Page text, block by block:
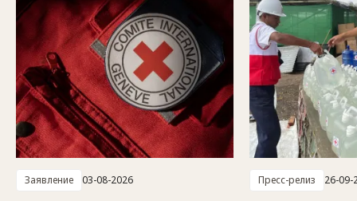
Заявление 03-08-2026 Пресс-релиз 26-09-